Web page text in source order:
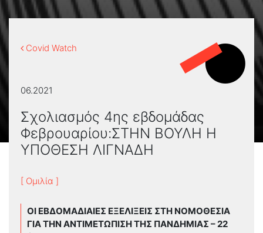
Covid Watch
06.2021
Σχολιασμός 4ης εβδομάδας
Φεβρουαρίου:ΣΤΗΝ ΒΟΥΛΗ Η
ΥΠΟΘΕΣΗ ΛΙΓΝΑΔΗ
[ Ομιλία ]
ΟΙ ΕΒΔΟΜΑΔΙΑΙΕΣ ΕΞΕΛΙΞΕΙΣ ΣΤΗ ΝΟΜΟΘΕΣΙΑ
ΓΙΑ ΤΗΝ ΑΝΤΙΜΕΤΩΠΙΣΗ ΤΗΣ ΠΑΝΔΗΜΙΑΣ – 22